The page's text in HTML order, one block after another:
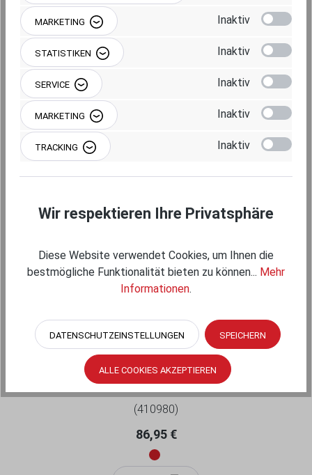
Beschreibung
Produktgalerie überspringen
Einzelkomponenten
KUGEL (1,5 ZOLL) - 76,2 MM MAX. BREITE,
IM POLYBEUTEL
RAM-247U-3
(410980)
Regulärer Preis:
86,95 €
MARKETING Inaktiv
STATISTIKEN Inaktiv
SERVICE Inaktiv
MARKETING Inaktiv
TRACKING Inaktiv
Wir respektieren Ihre Privatsphäre
Diese Website verwendet Cookies, um Ihnen die
bestmögliche Funktionalität bieten zu können... Mehr
Informationen.
DATENSCHUTZEINSTELLUNGEN SPEICHERN
ALLE COOKIES AKZEPTIEREN